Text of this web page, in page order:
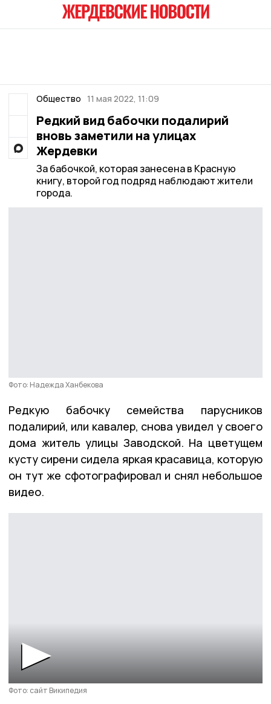
Общество 11 мая 2022, 11:09
Редкий вид бабочки подалирий
вновь заметили на улицах
Жердевки
За бабочкой, которая занесена в Красную
книгу, второй год подряд наблюдают жители
города.
Фото: Надежда Ханбекова
Редкую бабочку семейства парусников
подалирий, или кавалер, снова увидел у своего
дома житель улицы Заводской. На цветущем
кусту сирени сидела яркая красавица, которую
он тут же сфотографировал и снял небольшое
видео.
Фото: сайт Википедия